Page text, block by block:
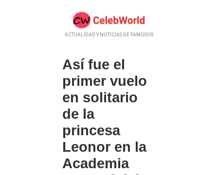
ACTUALIDAD Y NOTICIAS DE FAMOSOS
Así fue el
primer vuelo
en solitario
de la
princesa
Leonor en la
Academia